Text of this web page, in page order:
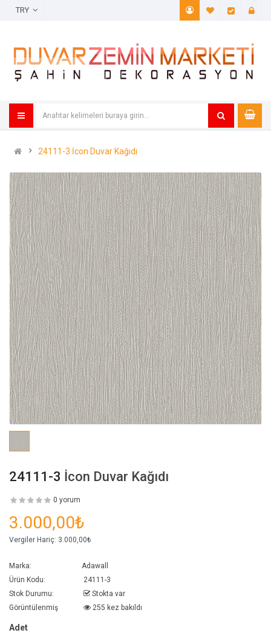
A. Listem
24111-3 İcon Duvar Kağıdı
24111-3 İcon Duvar Kağıdı
0 yorum
3.000,00₺
Vergiler Hariç: 3.000,00₺
Marka:
Adawall
Ürün Kodu:
24111-3
Stok Durumu:
Stokta var
Görüntülenmiş
255 kez bakıldı
Adet